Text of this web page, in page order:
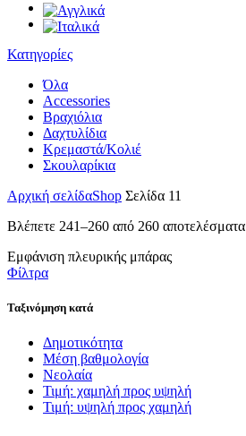
Κατηγορίες
Όλα
Accessories
Βραχιόλια
Δαχτυλίδια
Κρεμαστά/Κολιέ
Σκουλαρίκια
Αρχική σελίδαShop Σελίδα 11
Βλέπετε 241–260 από 260 αποτελέσματα
Εμφάνιση πλευρικής μπάρας
Φίλτρα
Ταξινόμηση κατά
Δημοτικότητα
Μέση βαθμολογία
Νεολαία
Τιμή: χαμηλή προς υψηλή
Τιμή: υψηλή προς χαμηλή